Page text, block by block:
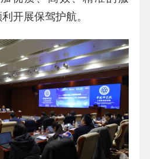
开展保驾护航。